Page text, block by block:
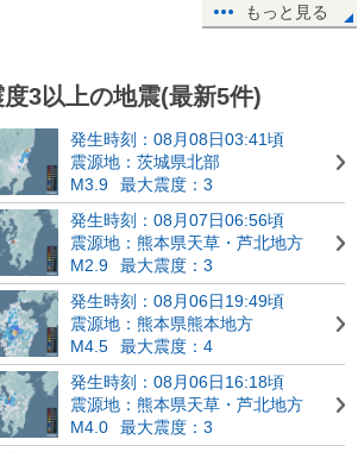
もっと見る
度3以上の地震(最新5件)
発生時刻：08月08日03:41頃
震源地：茨城県北部
M3.9
最大震度：3
発生時刻：08月07日06:56頃
震源地：熊本県天草・芦北地方
M2.9
最大震度：3
発生時刻：08月06日19:49頃
震源地：熊本県熊本地方
M4.5
最大震度：4
発生時刻：08月06日16:18頃
震源地：熊本県天草・芦北地方
M4.0
最大震度：3